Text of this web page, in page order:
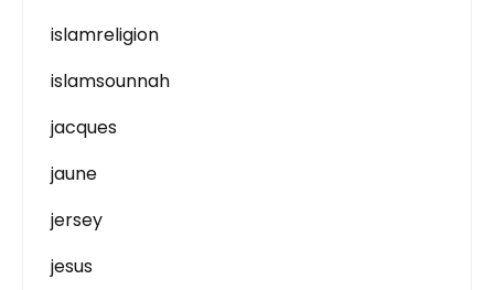
islamreligion
islamsounnah
jacques
jaune
jersey
jesus